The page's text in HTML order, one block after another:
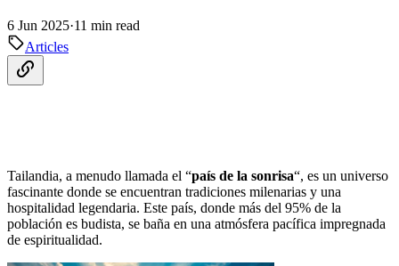
6 Jun 2025·11 min read
Articles
Tailandia, a menudo llamada el “país de la sonrisa“, es un universo
fascinante donde se encuentran tradiciones milenarias y una
hospitalidad legendaria. Este país, donde más del 95% de la
población es budista, se baña en una atmósfera pacífica impregnada
de espiritualidad.